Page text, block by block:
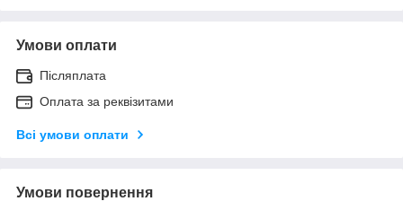
Умови оплати
Післяплата
Оплата за реквізитами
Всі умови оплати
Умови повернення